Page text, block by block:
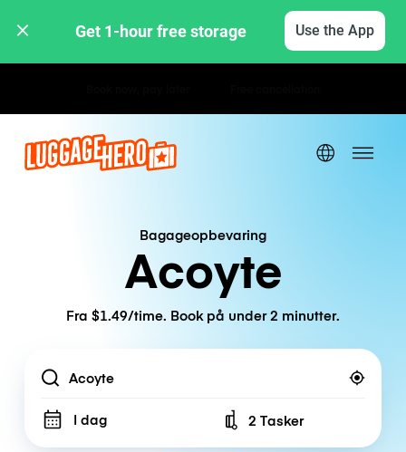
Get 1-hour free storage Use the App
Bagageopbevaring
Acoyte
Fra $1.49/time. Book på under 2 minutter.
Location
I dag Number of bags
2 Tasker